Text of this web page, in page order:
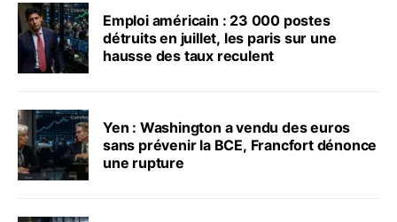
Emploi américain : 23 000 postes
détruits en juillet, les paris sur une
hausse des taux reculent
Yen : Washington a vendu des euros
sans prévenir la BCE, Francfort dénonce
une rupture